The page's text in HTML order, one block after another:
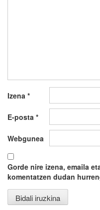
Izena *
E-posta *
Webgunea
Gorde nire izena, emaila
komentatzen dudan